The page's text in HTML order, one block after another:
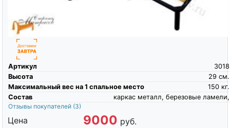
Артикул
3018
Высота
см.
29
Максимальный вес на 1 спальное место
кг.
150
Состав
каркас металл, березовые ламели,
Отзывы покупателей (3)
Цена 9000 руб.